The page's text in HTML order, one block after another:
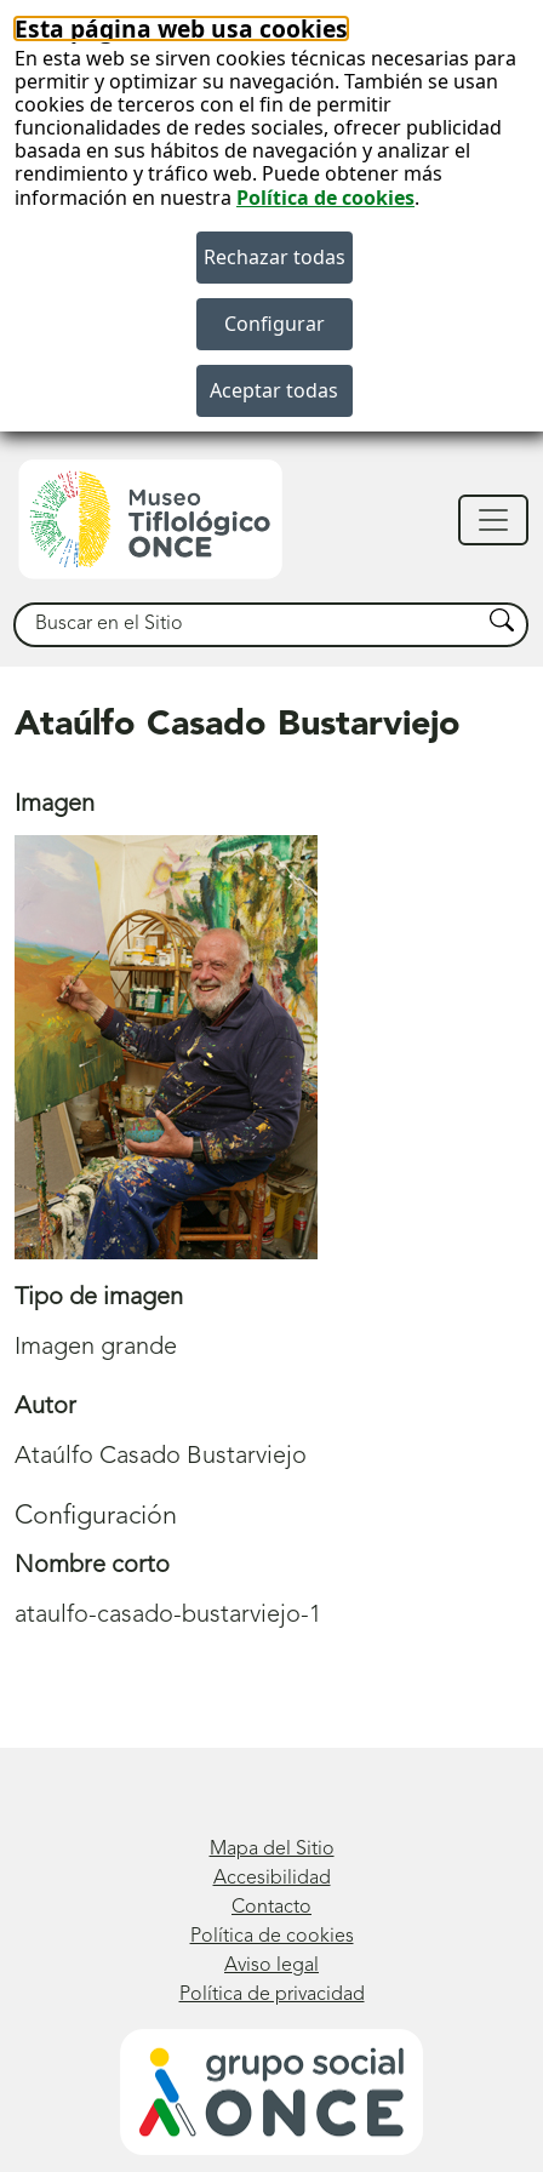
Esta página web usa cookies
En esta web se sirven cookies técnicas necesarias para
permitir y optimizar su navegación. También se usan
cookies de terceros con el fin de permitir
funcionalidades de redes sociales, ofrecer publicidad
basada en sus hábitos de navegación y analizar el
rendimiento y tráfico web. Puede obtener más
información en nuestra Política de cookies.
Buscar Buscar
Ataúlfo Casado Bustarviejo
Imagen
Tipo de imagen
Imagen grande
Autor
Ataúlfo Casado Bustarviejo
Configuración
Nombre corto
ataulfo-casado-bustarviejo-1
Mapa del Sitio
Accesibilidad
Contacto
Política de cookies
Aviso legal
Política de privacidad